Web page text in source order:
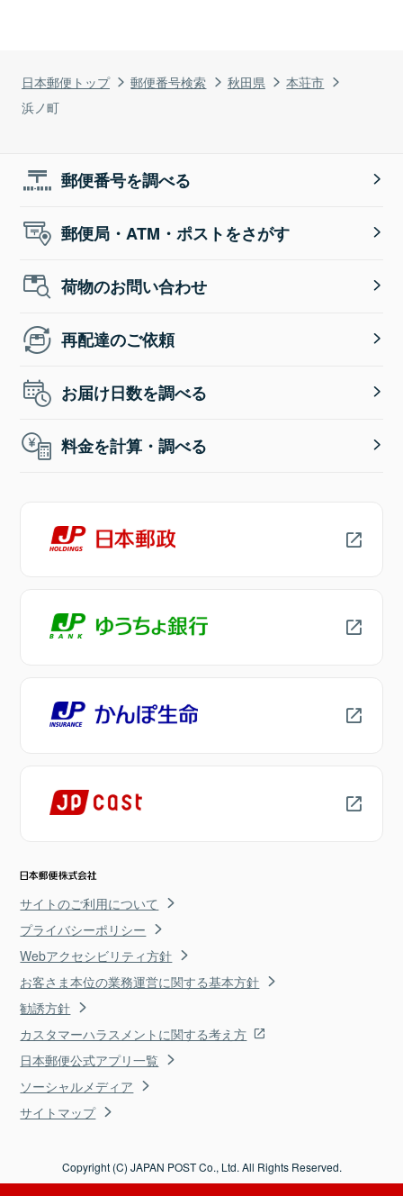
日本郵便トップ 郵便番号検索 秋田県
本荘市
浜ノ町
郵便番号を調べる
郵便局・ATM・ポストをさがす
荷物のお問い合わせ
再配達のご依頼
お届け日数を調べる
料金を計算・調べる
サイトのご利用について
プライバシーポリシー
Webアクセシビリティ方針
お客さま本位の業務運営に関する基本方針
勧誘方針
カスタマーハラスメントに関する考え方
日本郵便公式アプリ一覧
ソーシャルメディア
サイトマップ
Copyright (C) JAPAN POST Co., Ltd. All Rights Reserved.